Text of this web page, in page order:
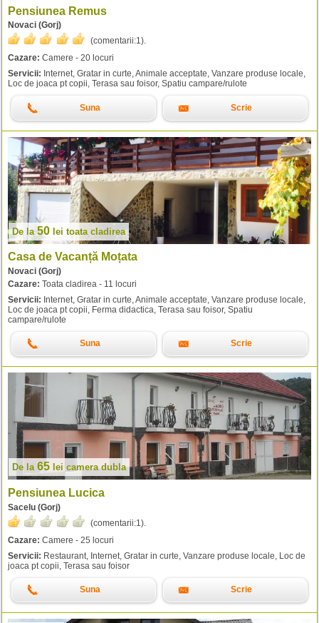
Pensiunea Remus
Novaci (Gorj)
(comentarii:1).
Cazare: Camere - 20 locuri
Servicii: Internet, Gratar in curte, Animale acceptate, Vanzare produse locale,
Loc de joaca pt copii, Terasa sau foisor, Spatiu campare/rulote
Suna Scrie
De la 50 lei toata cladirea
Casa de Vacanță Moțata
Novaci (Gorj)
Cazare: Toata cladirea - 11 locuri
Servicii: Internet, Gratar in curte, Animale acceptate, Vanzare produse locale,
Loc de joaca pt copii, Ferma didactica, Terasa sau foisor, Spatiu
campare/rulote
Suna Scrie
De la 65 lei camera dubla
Pensiunea Lucica
Sacelu (Gorj)
(comentarii:1 ).
Cazare: Camere - 25 locuri
Servicii: Restaurant, Internet, Gratar in curte, Vanzare produse locale, Loc de
joaca pt copii, Terasa sau foisor
Suna Scrie